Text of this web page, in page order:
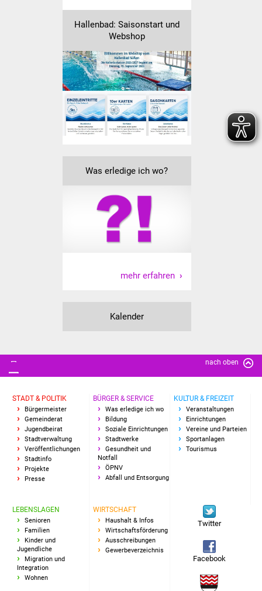
Kultur & Freizeit
Veranstaltungen
Stadtfest
Ostermarkt
Stadtbücherei
Stadtarchiv
Kulturhalle
Beirat Süßener Vereine
Sportanlagen
Tourismus
Erlebnisregion
Route der
Industriekultur
Hallenbad: Saisonstart und
Webshop
Was erledige ich wo?
mehr erfahren
Kalender
nach oben
STADT & POLITIK
Bürgermeister
Gemeinderat
Jugendbeirat
Stadtverwaltung
Veröffentlichungen
Stadtinfo
Projekte
Presse
BÜRGER & SERVICE
Was erledige ich wo
Bildung
Soziale Einrichtungen
Stadtwerke
Gesundheit und
Notfall
ÖPNV
Abfall und Entsorgung
KULTUR & FREIZEIT
Veranstaltungen
Einrichtungen
Vereine und Parteien
Sportanlagen
Tourismus
LEBENSLAGEN
Senioren
Familien
Kinder und
Jugendliche
Migration und
Integration
Wohnen
WIRTSCHAFT
Haushalt & Infos
Wirtschaftsförderung
Ausschreibungen
Gewerbeverzeichnis
Twitter
Facebook